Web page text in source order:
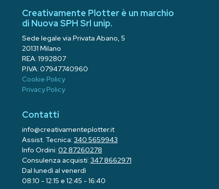
Creativamente Plotter è un marchio
di Nuova SPH Srl unip.
Sede legale via Privata Abano, 5
20131 Milano
REA: 1992807
P.IVA: 07947740960
Cookie Policy
Privacy Policy
Contatti
info@creativamenteplotter.it
Assist. Tecnica: 340 5659943
Info Ordini: 02 87260278
Consulenza acquisti: 347 8662971
Dal lunedì al venerdì
08:10 - 12:15 e 12:45 - 16:40